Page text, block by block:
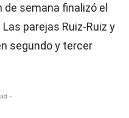
semana finalizó el
parejas Ruiz-Ruiz y
segundo y tercer
-